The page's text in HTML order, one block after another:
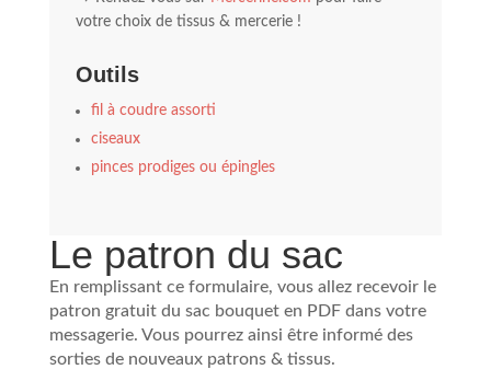
votre choix de tissus & mercerie !
Outils
fil à coudre assorti
ciseaux
pinces prodiges ou épingles
Le patron du sac
En remplissant ce formulaire, vous allez recevoir le
patron gratuit du sac bouquet en PDF dans votre
messagerie. Vous pourrez ainsi être informé des
sorties de nouveaux patrons & tissus.